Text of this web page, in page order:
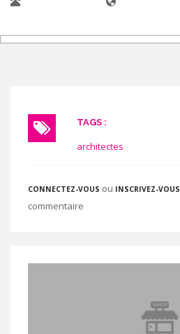
TAGS :
architectes
CONNECTEZ-VOUS ou INSCRIVEZ-VOUS
commentaire